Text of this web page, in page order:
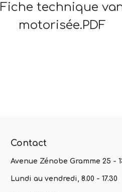
Fiche technique
motorisée.PDF
Contact
Avenue Zénobe Gramme 25 -
Lundi au vendredi, 8.00 - 17.30